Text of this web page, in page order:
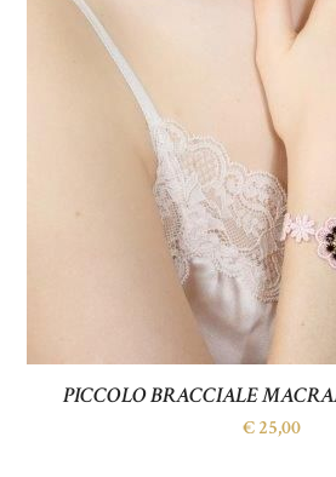
PICCOLO BRACCIALE
€25,00